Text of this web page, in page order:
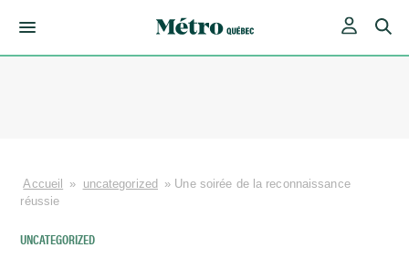
Accueil » uncategorized » Une soirée de la reconnaissance
réussie
UNCATEGORIZED